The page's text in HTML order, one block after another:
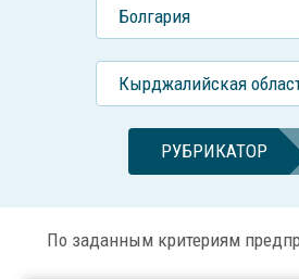
Болгария
Кырджалийская
РУБРИКАТОР
По заданным критериям